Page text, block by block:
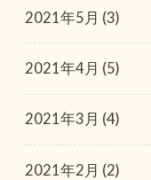
2021年5月 (3)
2021年4月 (5)
2021年3月 (4)
2021年2月 (2)